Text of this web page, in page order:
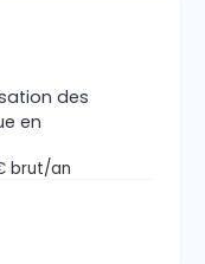
des
en
brut/an